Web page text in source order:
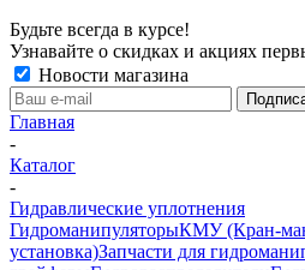
Будьте всегда в курсе!
Узнавайте о скидках и акциях
Новости магазина
Главная
-
Каталог
-
Гидравлические уплотнения
ГидроманипуляторыКМУ (Кран-
установка)Запчасти для